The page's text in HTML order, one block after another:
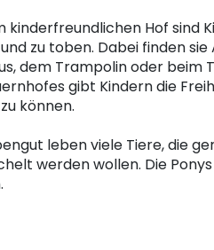
kinderfreundlichen Hof sind
zu toben. Dabei finden
dem Trampolin oder beim
gibt Kindern die
können.
leben viele Tiere, die
werden wollen. Die